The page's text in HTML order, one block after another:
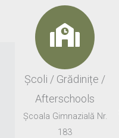
Școli / Grădinițe /
Afterschools
Școala Gimnazială Nr.
183